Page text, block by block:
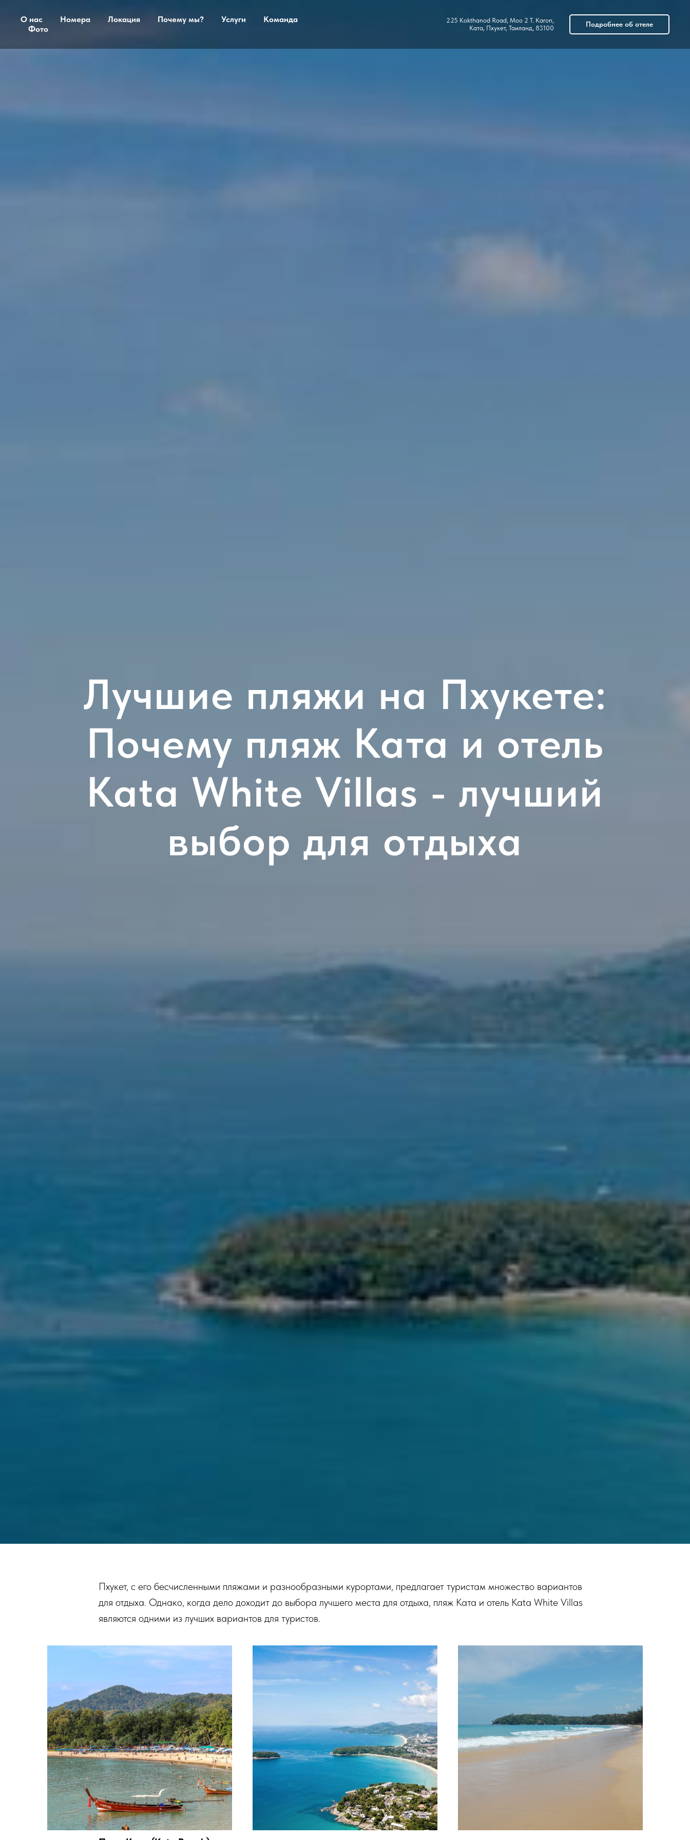
О нас Номера Локация Почему мы? Услуги
Команда
Фото
225 Kokthanod Road, Moo 2 T. Karon,
Ката, Пхукет, Таиланд, 83100
Подробнее об отеле
Лучшие пляжи на Пхукете:
Почему пляж Ката и отель
Kata White Villas - лучший
выбор для отдыха
Пхукет, с его бесчисленными пляжами и разнообразными курортами, предлагает туристам множество вариантов
для отдыха. Однако, когда дело доходит до выбора лучшего места для отдыха, пляж Ката и отель Kata White Villas
являются одними из лучших вариантов для туристов.